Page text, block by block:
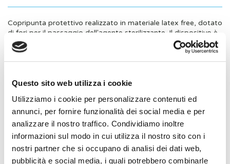
Questo sito web utilizza i cookie
Utilizziamo i cookie per personalizzare contenuti ed
annunci, per fornire funzionalità dei social media e per
analizzare il nostro traffico. Condividiamo inoltre
informazioni sul modo in cui utilizza il nostro sito con i
nostri partner che si occupano di analisi dei dati web,
pubblicità e social media, i quali potrebbero combinarle
Copripunta protettivo realizzato in materiale latex free, dotato
di fori per il passaggio dell'agente sterilizzante. Il dispositivo è
sviluppato per la protezione delle punte dello strumentario
chirurgico durante le fasi di confezionamento, sterilizzazione e
movimentazione dello strumentario chirurgico.
TI CONSIGLIAMO ANCHE